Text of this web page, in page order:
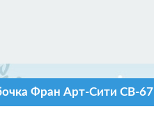
Фран Арт-Сити СВ-67